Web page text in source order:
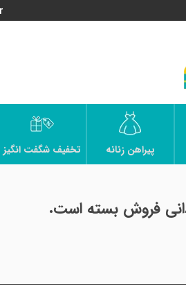
پیراهن زنانه تخفیف شگفت انگیز
فروش بسته است.